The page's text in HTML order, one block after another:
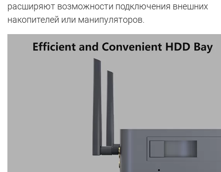
расширяют возможности подключения внешних
накопителей или манипуляторов.